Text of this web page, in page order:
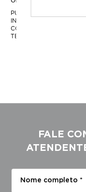
PUBLICADO EM
INCLUSIVA
COBRA
TECNOLOGIA
FALE
Nome completo *